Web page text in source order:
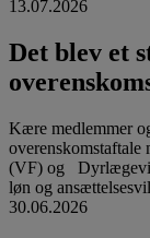
13.07.2026
Det blev et
Kære medlemmer
overenskomstaftale
(VF) og
løn og
30.06.2026